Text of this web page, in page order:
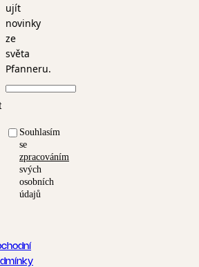
ujít
novinky
ze
světa
Pfanneru.
Souhlasím
se
zpracováním
svých
osobních
údajů